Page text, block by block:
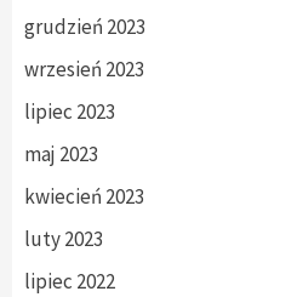
grudzień 2023
wrzesień 2023
lipiec 2023
maj 2023
kwiecień 2023
luty 2023
lipiec 2022